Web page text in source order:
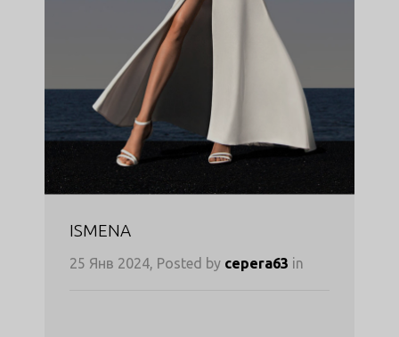
ISMENA
25 Янв 2024, Posted by cepera63 in